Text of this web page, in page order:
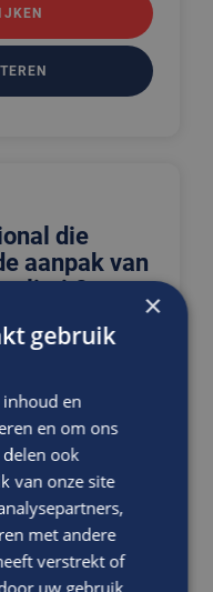
die
aanpak van
toezicht
de bestrijding van
×
gebruik
en
en om ons
delen ook
van onze site
met andere
verstrekt of
uw gebruik